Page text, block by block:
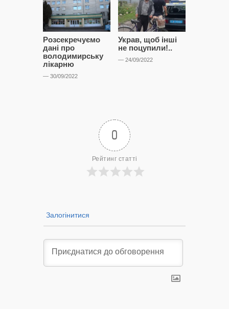
Розсекречуємо
дані про
володимирську
лікарню
— 30/09/2022
Украв, щоб інші
не поцупили!..
— 24/09/2022
0
Рейтинг статті
Залогінитися